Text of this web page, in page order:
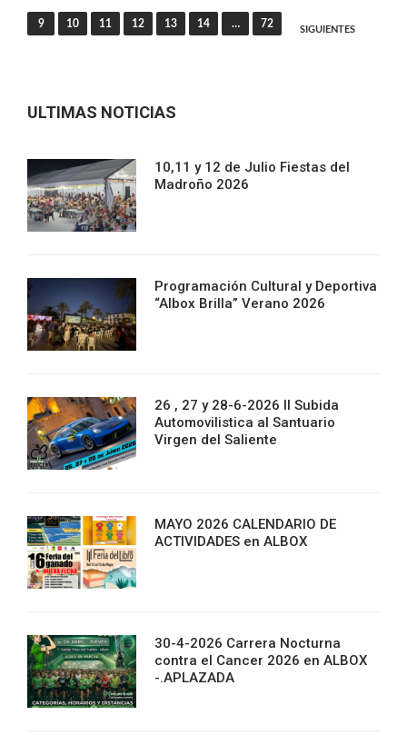
de
entradas
9 10 11 12 13 14 … 72
SIGUIENTES
ULTIMAS NOTICIAS
10,11 y 12 de Julio Fiestas del
Madroño 2026
Programación Cultural y Deportiva
“Albox Brilla” Verano 2026
26 , 27 y 28-6-2026 II Subida
Automovilistica al Santuario
Virgen del Saliente
MAYO 2026 CALENDARIO DE
ACTIVIDADES en ALBOX
30-4-2026 Carrera Nocturna
contra el Cancer 2026 en ALBOX
-.APLAZADA